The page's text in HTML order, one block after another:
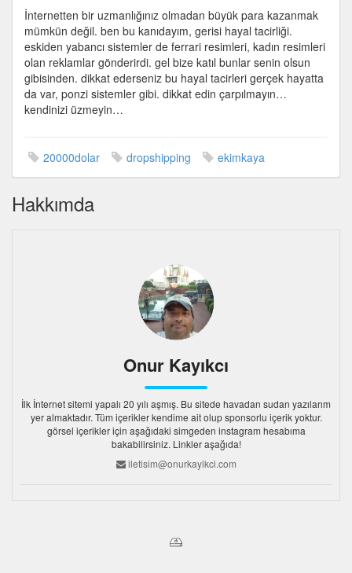
İnternetten bir uzmanlığınız olmadan büyük para kazanmak
mümkün değil. ben bu kanıdayım, gerisi hayal tacirliği.
eskiden yabancı sistemler de ferrari resimleri, kadın resimleri
olan reklamlar gönderirdi. gel bize katıl bunlar senin olsun
gibisinden. dikkat ederseniz bu hayal tacirleri gerçek hayatta
da var, ponzi sistemler gibi. dikkat edin çarpılmayın…
kendinizi üzmeyin…
20000dolar dropshipping ekimkaya
Hakkımda
Onur Kayıkcı
İlk İnternet sitemi yapalı 20 yılı aşmış. Bu sitede havadan sudan yazılarım
yer almaktadır. Tüm içerikler kendime ait olup sponsorlu içerik yoktur.
görsel içerikler için aşağıdaki simgeden instagram hesabıma
bakabilirsiniz. Linkler aşağıda!
iletisim@onurkayikci.com